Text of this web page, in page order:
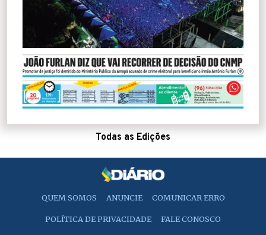
Todas as Edições
QUEM SOMOS ANUNCIE COMUNICAR ERRO
POLÍTICA DE PRIVACIDADE FALE CONOSCO